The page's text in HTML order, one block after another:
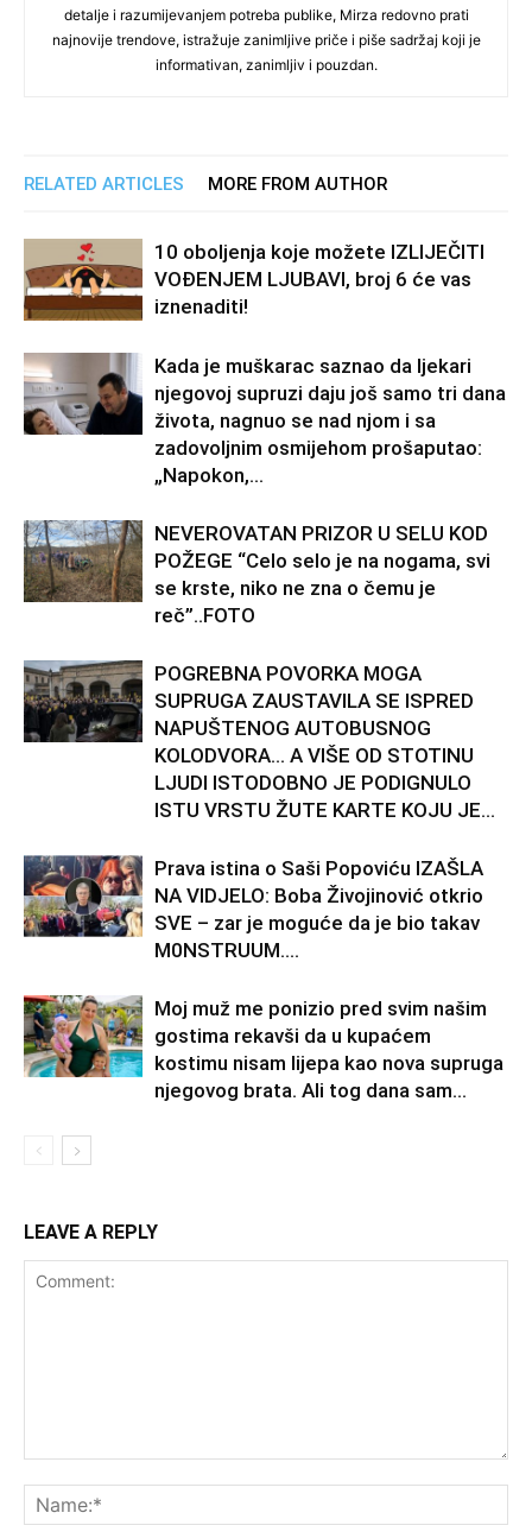
detalje i razumijevanjem potreba publike, Mirza redovno prati
najnovije trendove, istražuje zanimljive priče i piše sadržaj koji je
informativan, zanimljiv i pouzdan.
RELATED ARTICLES MORE FROM AUTHOR
10 oboljenja koje možete IZLIJEČITI
VOĐENJEM LJUBAVI, broj 6 će vas
iznenaditi!
Kada je muškarac saznao da ljekari
njegovoj supruzi daju još samo tri dana
života, nagnuo se nad njom i sa
zadovoljnim osmijehom prošaputao:
„Napokon,...
NEVEROVATAN PRIZOR U SELU KOD
POŽEGE “Celo selo je na nogama, svi
se krste, niko ne zna o čemu je
reč”..FOTO
POGREBNA POVORKA MOGA
SUPRUGA ZAUSTAVILA SE ISPRED
NAPUŠTENOG AUTOBUSNOG
KOLODVORA… A VIŠE OD STOTINU
LJUDI ISTODOBNO JE PODIGNULO
ISTU VRSTU ŽUTE KARTE KOJU JE...
Prava istina o Saši Popoviću IZAŠLA
NA VIDJELO: Boba Živojinović otkrio
SVE – zar je moguće da je bio takav
M0NSTRUUM….
Moj muž me ponizio pred svim našim
gostima rekavši da u kupaćem
kostimu nisam lijepa kao nova supruga
njegovog brata. Ali tog dana sam...
LEAVE A REPLY